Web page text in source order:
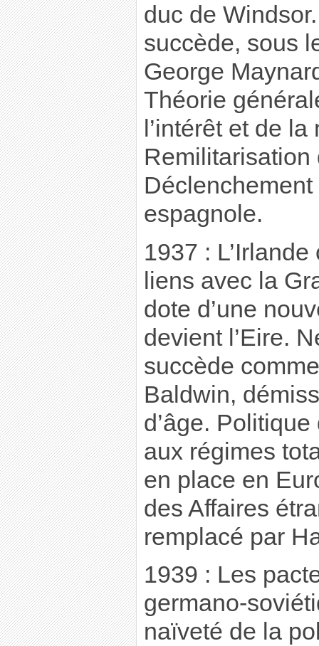
duc de
succède, sous
George
Théorie
l’intérêt et de
espagnole.
1937 :
liens avec la
dote d’une
devient l’Eire.
succède
Baldwin,
d’âge.
aux régimes
en place en
des Affaires
remplacé par
1939 : Les
germano-
naïveté de la